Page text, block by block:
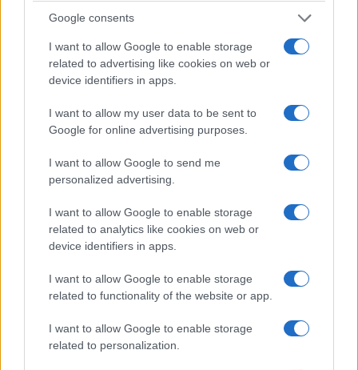
Google consents
I want to allow Google to enable storage
related to advertising like cookies on web or
device identifiers in apps.
I want to allow my user data to be sent to
Google for online advertising purposes.
I want to allow Google to send me
personalized advertising.
I want to allow Google to enable storage
related to analytics like cookies on web or
device identifiers in apps.
I want to allow Google to enable storage
related to functionality of the website or app.
I want to allow Google to enable storage
related to personalization.